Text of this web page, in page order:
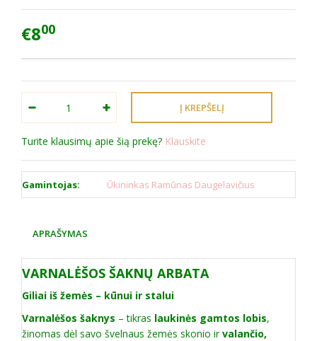
€800
Turite klausimų apie šią prekę? Klauskite
Gamintojas: Ūkininkas Ramūnas Daugelavičius
APRAŠYMAS
VARNALĖŠOS ŠAKNŲ ARBATA
Giliai iš žemės – kūnui ir stalui
Varnalėšos šaknys – tikras laukinės gamtos lobis,
žinomas dėl savo švelnaus žemės skonio irvalančio,